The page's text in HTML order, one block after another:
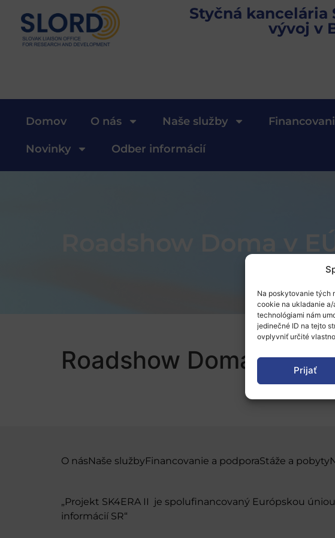
Na poskytovanie tých
cookie na ukladanie
technológiami nám
jedinečné ID na tejto
ovplyvniť určité
Prijať
Styčná kancelária
vývoj v
Domov O nás Naše služby
Novinky Odber informácií
Roadshow Doma v
Roadshow Doma v EÚ
O násNaše službyFinancovanie a podporaStáže a pobyty
„Projekt SK4ERA II je spolufinancovaný Európskou
informácií SR“